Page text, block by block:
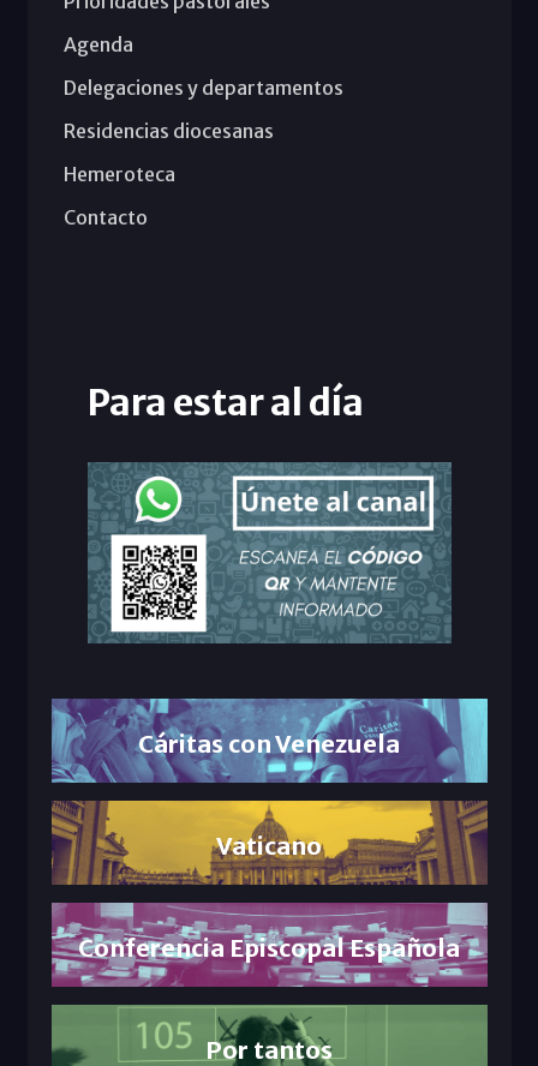
Agenda
Delegaciones y departamentos
Residencias diocesanas
Hemeroteca
Contacto
Para estar al día
Cáritas con Venezuela
Vaticano
Conferencia Episcopal Española
Por tantos